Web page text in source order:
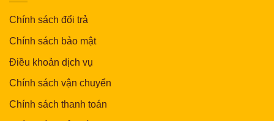
Chính sách đổi trả
Chính sách bảo mật
Điều khoản dịch vụ
Chính sách vận chuyển
Chính sách thanh toán